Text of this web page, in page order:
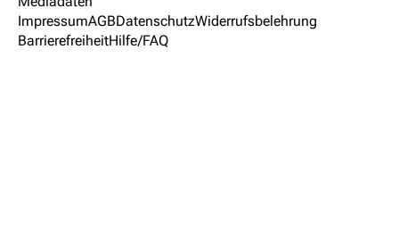
ImpressumAGBDatenschutzWiderrufsbelehrung
BarrierefreiheitHilfe/FAQ